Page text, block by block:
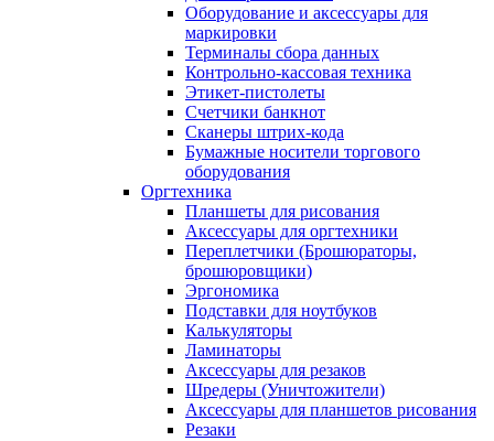
Оборудование и аксессуары для
маркировки
Терминалы сбора данных
Контрольно-кассовая техника
Этикет-пистолеты
Счетчики банкнот
Сканеры штрих-кода
Бумажные носители торгового
оборудования
Оргтехника
Планшеты для рисования
Аксессуары для оргтехники
Переплетчики (Брошюраторы,
брошюровщики)
Эргономика
Подставки для ноутбуков
Калькуляторы
Ламинаторы
Аксессуары для резаков
Шредеры (Уничтожители)
Аксессуары для планшетов рисования
Резаки